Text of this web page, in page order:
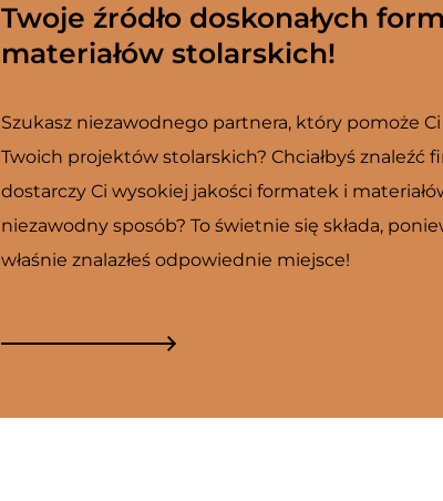
Twoje źródło doskonałych
materiałów stolarskich!
Szukasz niezawodnego partnera, który pomoże Ci
Twoich projektów stolarskich? Chciałbyś znaleźć
dostarczy Ci wysokiej jakości formatek i
niezawodny sposób? To świetnie się składa,
właśnie znalazłeś odpowiednie miejsce!